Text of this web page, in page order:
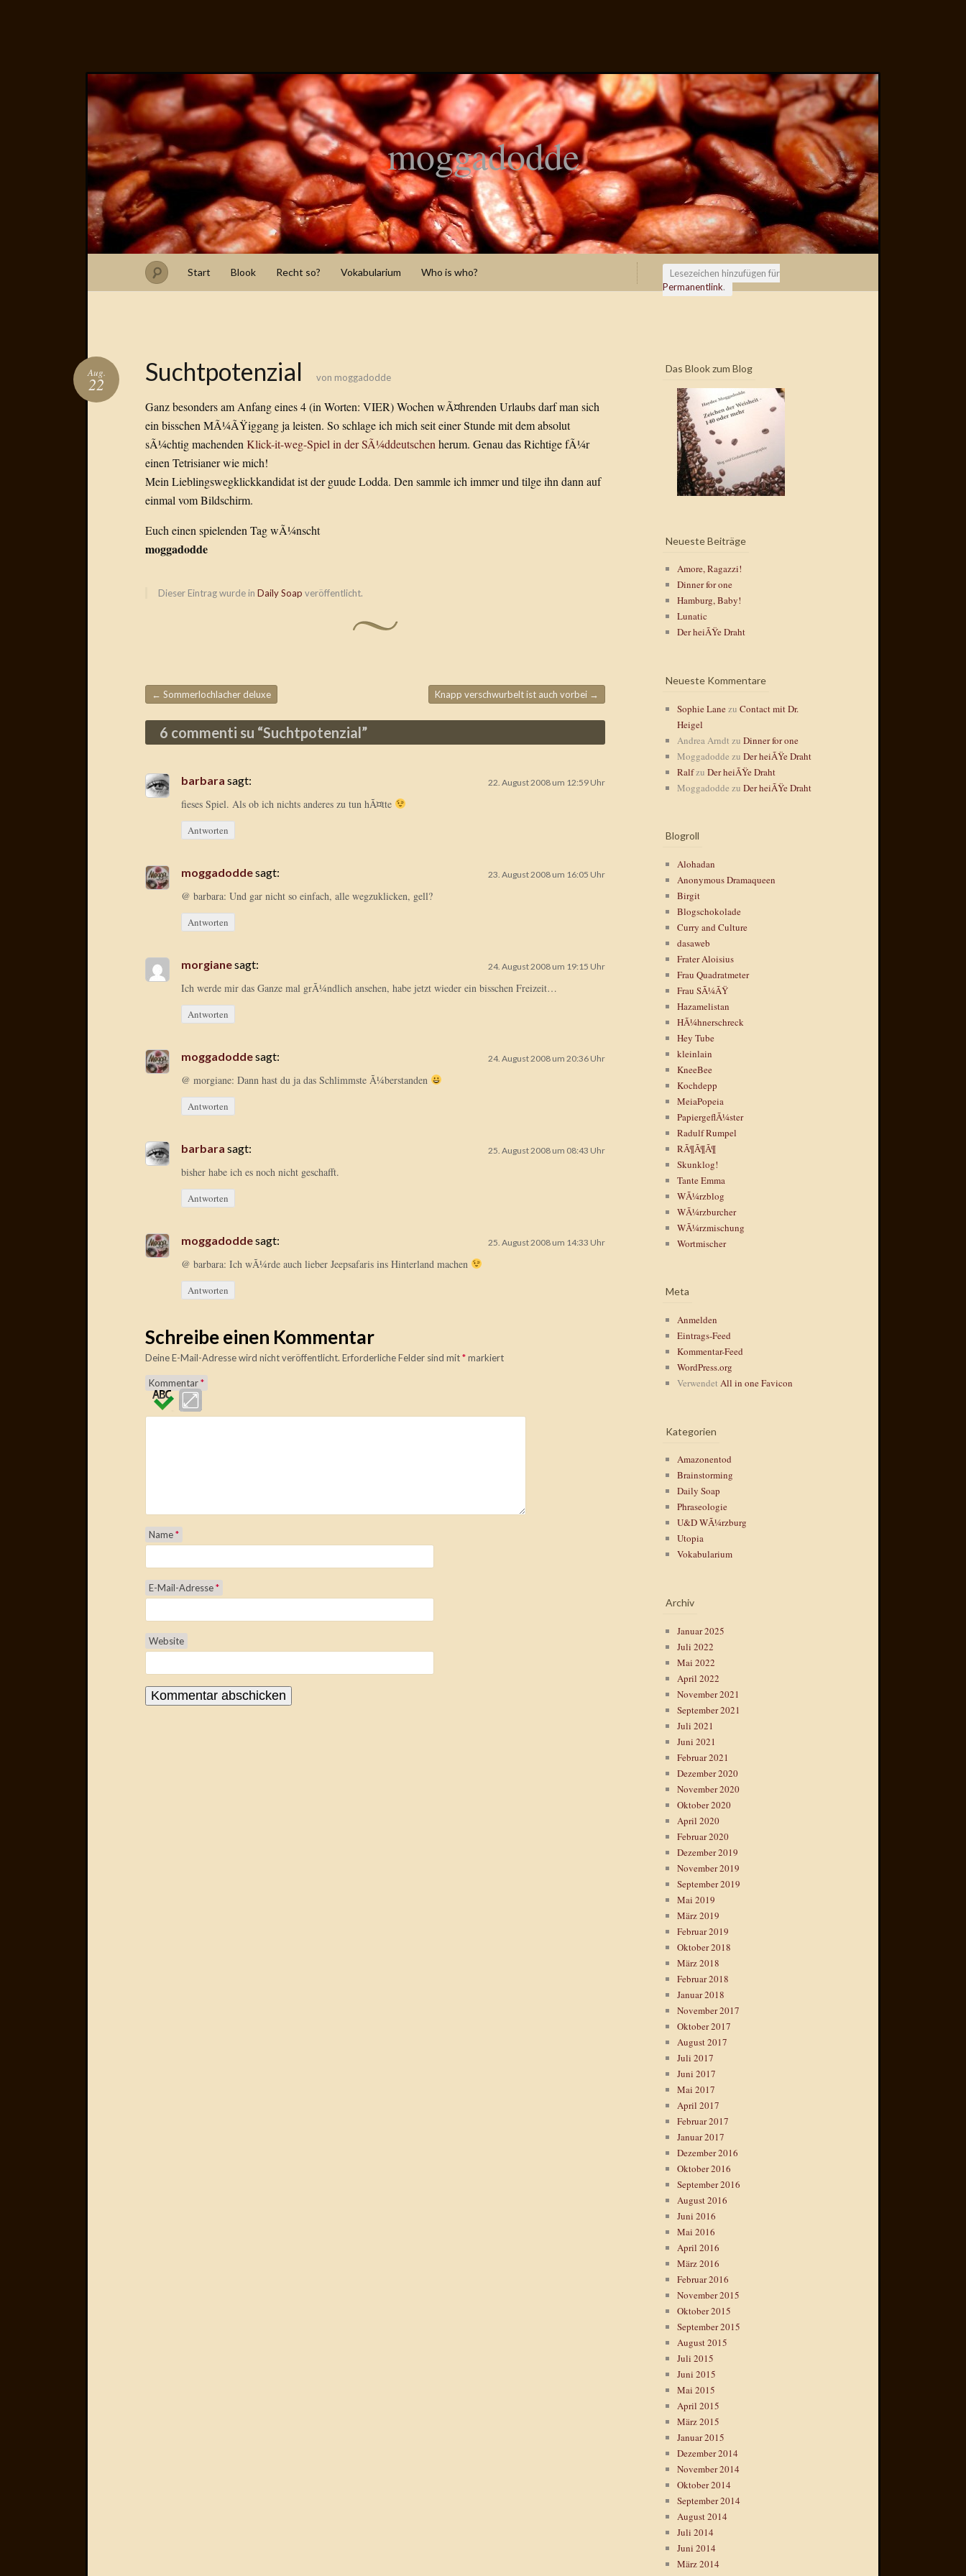
moggadodde
Start Blook Recht so? Vokabularium Who is who?
Lesezeichen hinzufügen für
Permanentlink.
Suchtpotenzial
Aug.
22 von moggadodde
Ganz besonders am Anfang eines 4 (in Worten: VIER) Wochen wÃ¤hrenden Urlaubs darf man sich
ein bisschen MÃ¼ÃŸiggang ja leisten. So schlage ich mich seit einer Stunde mit dem absolut
sÃ¼chtig machenden Klick-it-weg-Spiel in der SÃ¼ddeutschen herum. Genau das Richtige fÃ¼r
einen Tetrisianer wie mich!
Mein Lieblingswegklickkandidat ist der guude Lodda. Den sammle ich immer und tilge ihn dann auf
einmal vom Bildschirm.
Euch einen spielenden Tag wÃ¼nscht
moggadodde
Dieser Eintrag wurde in Daily Soap veröffentlicht.
Beitragsnavigation
← Sommerlochlacher deluxe Knapp verschwurbelt ist auch vorbei →
6 commenti su “Suchtpotenzial”
barbara sagt: 22. August 2008 um 12:59 Uhr
fieses Spiel. Als ob ich nichts anderes zu tun hÃ¤tte
Antworten
moggadoddesagt: 23. August 2008 um 16:05 Uhr
@ barbara: Und gar nicht so einfach, alle wegzuklicken, gell?
Antworten
morgianesagt: 24. August 2008 um 19:15 Uhr
Ich werde mir das Ganze mal grÃ¼ndlich ansehen, habe jetzt wieder ein bisschen Freizeit…
Antworten
moggadoddesagt: 24. August 2008 um 20:36 Uhr
@ morgiane: Dann hast du ja das Schlimmste Ã¼berstanden
Antworten
barbara sagt: 25. August 2008 um 08:43 Uhr
bisher habe ich es noch nicht geschafft.
Antworten
moggadoddesagt: 25. August 2008 um 14:33 Uhr
@ barbara: Ich wÃ¼rde auch lieber Jeepsafaris ins Hinterland machen
Antworten
Schreibe einen Kommentar
Deine E-Mail-Adresse wird nicht veröffentlicht. Erforderliche Felder sind mit*markiert
Kommentar*
Name*
E-Mail-Adresse*
Website
Das Blook zum Blog
Neueste Beiträge
Amore, Ragazzi!
Dinner for one
Hamburg, Baby!
Lunatic
Der heiÃŸe Draht
Neueste Kommentare
Sophie Lanezu Contact mit Dr.
Heigel
Andrea Arndt zu Dinner for one
Moggadodde zu Der heiÃŸe Draht
Ralfzu Der heiÃŸe Draht
Moggadodde zu Der heiÃŸe Draht
Blogroll
Alohadan
Anonymous Dramaqueen
Birgit
Blogschokolade
Curry and Culture
dasaweb
Frater Aloisius
Frau Quadratmeter
Frau SÃ¼ÃŸ
Hazamelistan
HÃ¼hnerschreck
Hey Tube
kleinlain
KneeBee
Kochdepp
MeiaPopeia
PapiergeflÃ¼ster
Radulf Rumpel
RÃ¶Ã¶Ã¶
Skunklog!
Tante Emma
WÃ¼rzblog
WÃ¼rzburcher
WÃ¼rzmischung
Wortmischer
Meta
Anmelden
Eintrags-Feed
Kommentar-Feed
WordPress.org
Verwendet All in one Favicon
Kategorien
Amazonentod
Brainstorming
Daily Soap
Phraseologie
U&D WÃ¼rzburg
Utopia
Vokabularium
Archiv
Januar 2025
Juli 2022
Mai 2022
April 2022
November 2021
September 2021
Juli 2021
Juni 2021
Februar 2021
Dezember 2020
November 2020
Oktober 2020
April 2020
Februar 2020
Dezember 2019
November 2019
September 2019
Mai 2019
März 2019
Februar 2019
Oktober 2018
März 2018
Februar 2018
Januar 2018
November 2017
Oktober 2017
August 2017
Juli 2017
Juni 2017
Mai 2017
April 2017
Februar 2017
Januar 2017
Dezember 2016
Oktober 2016
September 2016
August 2016
Juni 2016
Mai 2016
April 2016
März 2016
Februar 2016
November 2015
Oktober 2015
September 2015
August 2015
Juli 2015
Juni 2015
Mai 2015
April 2015
März 2015
Januar 2015
Dezember 2014
November 2014
Oktober 2014
September 2014
August 2014
Juli 2014
Juni 2014
März 2014